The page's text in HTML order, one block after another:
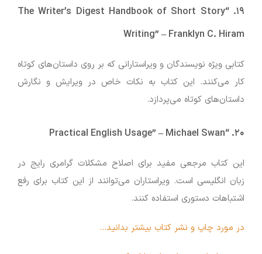
۱۹.
“The Writer’s Digest Handbook of Short Story
Writing” – Franklyn C. Hiram
کتابی ویژه نویسندگان و ویراستارانی که بر روی داستان‌های کوتاه
کار می‌کنند. این کتاب به نکات خاص در ویرایش و نگارش
داستان‌های کوتاه می‌پردازد.
۲۰. “Practical English Usage”
– Michael Swan
این کتاب مرجعی مفید برای اصلاح مشکلات گرامری رایج در
زبان انگلیسی است. ویراستاران می‌توانند از این کتاب برای رفع
اشتباهات دستوری استفاده کنند.
در مورد چاپ و نشر کتاب بیشتر بدانید…